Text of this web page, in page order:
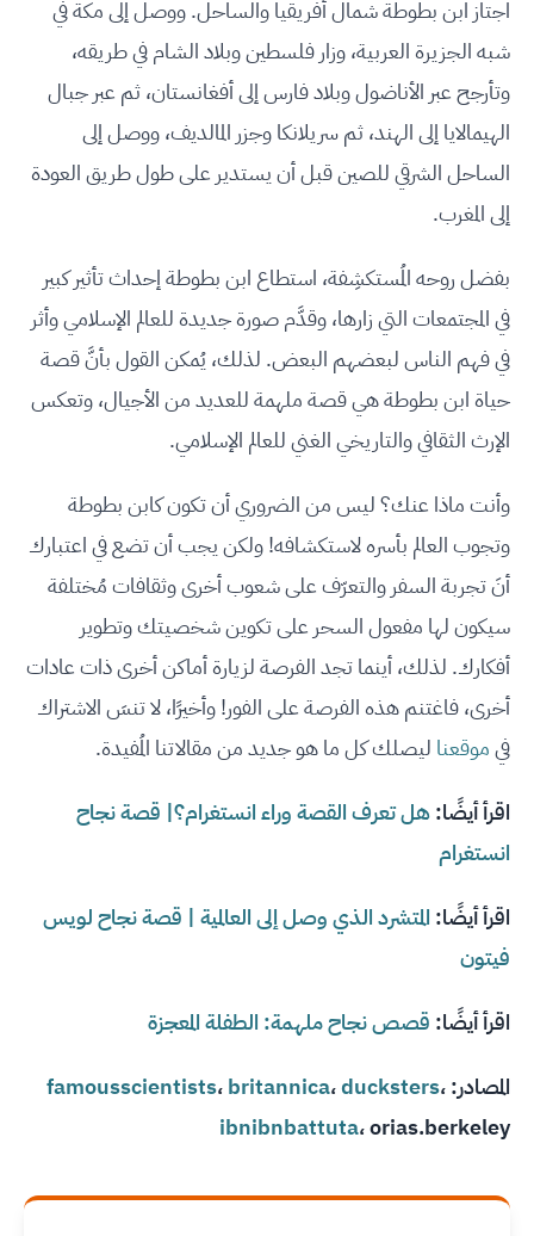
اجتاز ابن بطوطة شمال أفريقيا والساحل. ووصل إلى مكة في
شبه الجزيرة العربية، وزار فلسطين وبلاد الشام في طريقه،
وتأرجح عبر الأناضول وبلاد فارس إلى أفغانستان، ثم عبر جبال
الهيمالايا إلى الهند، ثم سريلانكا وجزر المالديف، ووصل إلى
الساحل الشرقي للصين قبل أن يستدير على طول طريق العودة
إلى المغرب.
بفضل روحه المُستكشِفة، استطاع ابن بطوطة إحداث تأثير كبير
في المجتمعات التي زارها، وقدَّم صورة جديدة للعالم الإسلامي وأثر
في فهم الناس لبعضهم البعض. لذلك، يُمكن القول بأنَّ قصة
حياة ابن بطوطة هي قصة ملهمة للعديد من الأجيال، وتعكس
الإرث الثقافي والتاريخي الغني للعالم الإسلامي.
وأنت ماذا عنك؟ ليس من الضروري أن تكون كابن بطوطة
وتجوب العالم بأسره لاستكشافه! ولكن يجب أن تضع في اعتبارك
أنَ تجربة السفر والتعرّف على شعوب أخرى وثقافات مُختلفة
سيكون لها مفعول السحر على تكوين شخصيتك وتطوير
أفكارك. لذلك، أينما تجد الفرصة لزيارة أماكن أخرى ذات عادات
أخرى، فاغتنم هذه الفرصة على الفور! وأخيرًا، لا تنسَ الاشتراك
فيموقعنا ليصلك كل ما هو جديد من مقالاتنا المُفيدة.
اقرأ أيضًا:هل تعرف القصة وراء انستغرام؟| قصة نجاح
انستغرام
اقرأ أيضًا: المتشرد الذي وصل إلى العالمية | قصة نجاح لويس
فيتون
اقرأ أيضًا: قصص نجاح ملهمة: الطفلة المعجزة
المصادر:
famousscientists،britannica،ducksters،
ibnibnbattuta،orias.berkeley